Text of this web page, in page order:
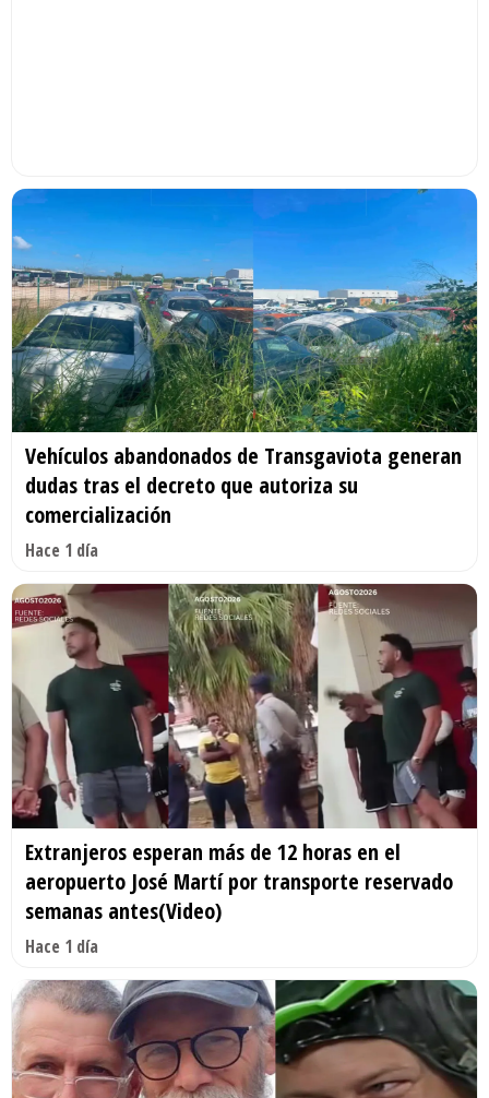
Vehículos abandonados de Transgaviota generan
dudas tras el decreto que autoriza su
comercialización
Hace 1 día
Extranjeros esperan más de 12 horas en el
aeropuerto José Martí por transporte reservado
semanas antes(Video)
Hace 1 día